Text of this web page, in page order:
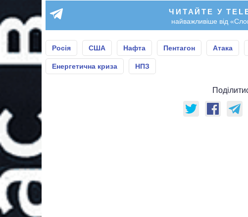
ЧИТАЙТЕ У
найважливіше від
Росія США Нафта Пентагон Атака
Енергетична криза НПЗ